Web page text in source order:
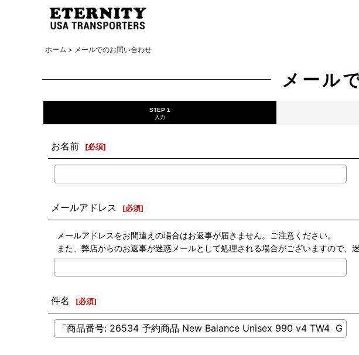
ホーム > メールでのお問い合わせ
メール
STEP 1
入力
お名前 [必須]
メールアドレス [必須]
メールアドレスをお間違えの場合はお返事が届きません。ご注意ください。
また、弊店からのお返事が迷惑メールとして処理される場合がございますので、
件名 [必須]